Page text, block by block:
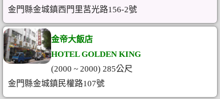
金門縣金城鎮西門里莒光路156-2號
金帝大飯店
HOTEL GOLDEN KING
(2000 ~ 2000) 285公尺
金門縣金城鎮民權路107號